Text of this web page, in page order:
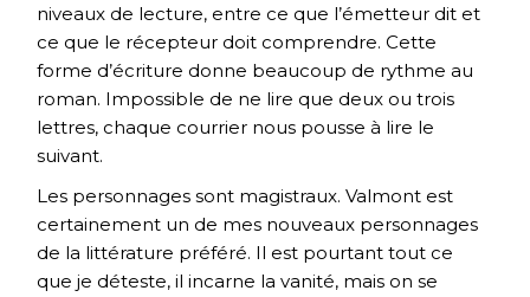
niveaux de lecture, entre ce que l’émetteur dit et
ce que le récepteur doit comprendre. Cette
forme d’écriture donne beaucoup de rythme au
roman. Impossible de ne lire que deux ou trois
lettres, chaque courrier nous pousse à lire le
suivant.
Les personnages sont magistraux. Valmont est
certainement un de mes nouveaux personnages
de la littérature préféré. Il est pourtant tout ce
que je déteste, il incarne la vanité, mais on se